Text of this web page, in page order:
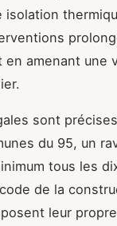
isolation
amenant une
sont
du 95, un
tous les
de la
leur